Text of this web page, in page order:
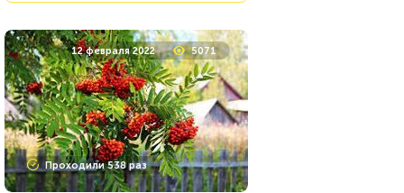
12 февраля 2022 5071
Проходили 538 раз